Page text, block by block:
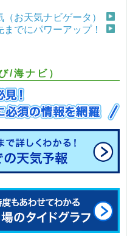
お天気ナビゲータ）
でにパワーアップ！
/海ナビ）